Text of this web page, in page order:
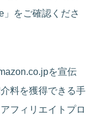
をご確認くださ
を宣伝
料を獲得できる手
フィリエイトプロ